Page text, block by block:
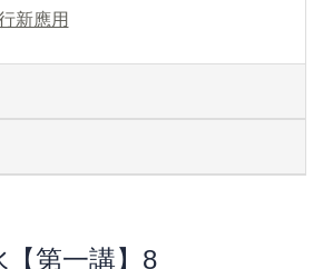
新應用
【第一講】8